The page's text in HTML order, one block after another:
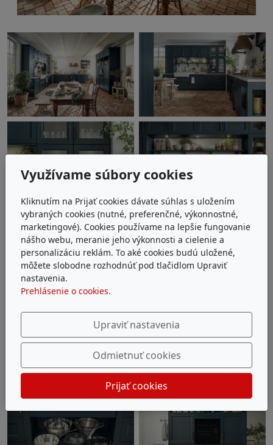
Využívame súbory cookies
Kliknutím na Prijať cookies dávate súhlas s uložením
vybraných cookies (nutné, preferenčné, výkonnostné,
marketingové). Cookies používame na lepšie fungovanie
nášho webu, meranie jeho výkonnosti a cielenie a
personalizáciu reklám. To aké cookies budú uložené,
môžete slobodne rozhodnúť pod tlačidlom Upraviť
nastavenia.
Prehlásenie o cookies.
Upraviť nastavenia
Odmietnuť cookies
Prijať cookies